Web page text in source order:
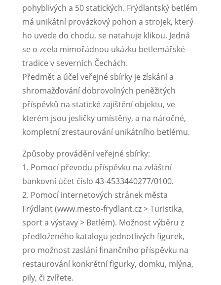
pohyblivých a 50 statických. Frýdlantský betlém
má unikátní provázkový pohon a strojek, který
ho uvede do chodu, se natahuje klikou. Jedná
se o zcela mimořádnou ukázku betlemářské
tradice v severních Čechách.
Předmět a účel veřejné sbírky je získání a
shromažďování dobrovolných peněžitých
příspěvků na statické zajištění objektu, ve
kterém jsou jesličky umístěny, a na náročné,
kompletní zrestaurování unikátního betlému.
Způsoby provádění veřejné sbírky:
1. Pomocí převodu příspěvku na zvláštní
bankovní účet číslo 43-4533440277/0100.
2. Pomocí internetových stránek města
Frýdlant (www.mesto-frydlant.cz > Turistika,
sport a výstavy > Betlém). Možnost výběru z
předloženého katalogu jednotlivých figurek,
pro možnost zaslání finančního příspěvku na
restaurování konkrétní figurky, domku, mlýna,
pily, či zvířete.